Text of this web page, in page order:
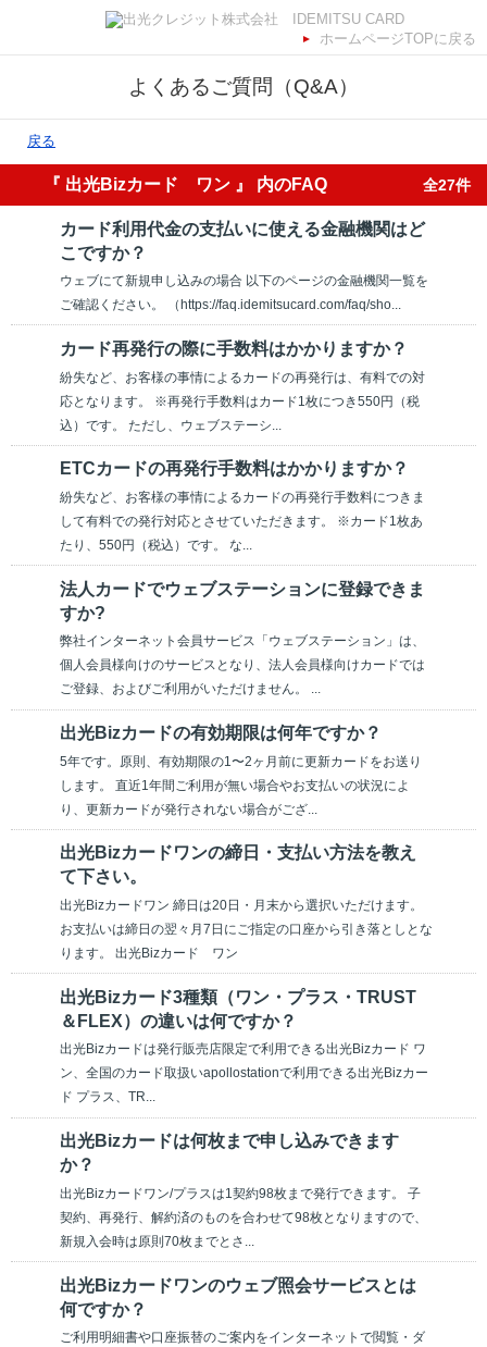
ホームページTOPに戻る
よくあるご質問（Q&A）
戻る
『 出光Bizカード ワン 』 内のFAQ 全27件
カード利用代金の支払いに使える金融機関はど
こですか？
ウェブにて新規申し込みの場合 以下のページの金融機関一覧を
ご確認ください。 （https://faq.idemitsucard.com/faq/sho...
カード再発行の際に手数料はかかりますか？
紛失など、お客様の事情によるカードの再発行は、有料での対
応となります。 ※再発行手数料はカード1枚につき550円（税
込）です。 ただし、ウェブステーシ...
ETCカードの再発行手数料はかかりますか？
紛失など、お客様の事情によるカードの再発行手数料につきま
して有料での発行対応とさせていただきます。 ※カード1枚あ
たり、550円（税込）です。 な...
法人カードでウェブステーションに登録できま
すか?
弊社インターネット会員サービス「ウェブステーション」は、
個人会員様向けのサービスとなり、法人会員様向けカードでは
ご登録、およびご利用がいただけません。 ...
出光Bizカードの有効期限は何年ですか？
5年です。原則、有効期限の1〜2ヶ月前に更新カードをお送り
します。 直近1年間ご利用が無い場合やお支払いの状況によ
り、更新カードが発行されない場合がござ...
出光Bizカードワンの締日・支払い方法を教え
て下さい。
出光Bizカードワン 締日は20日・月末から選択いただけます。
お支払いは締日の翌々月7日にご指定の口座から引き落としとな
ります。 出光Bizカード ワン
出光Bizカード3種類（ワン・プラス・TRUST
＆FLEX）の違いは何ですか？
出光Bizカードは発行販売店限定で利用できる出光Bizカード ワ
ン、全国のカード取扱いapollostationで利用できる出光Bizカー
ド プラス、TR...
出光Bizカードは何枚まで申し込みできます
か？
出光Bizカードワン/プラスは1契約98枚まで発行できます。 子
契約、再発行、解約済のものを合わせて98枚となりますので、
新規入会時は原則70枚までとさ...
出光Bizカードワンのウェブ照会サービスとは
何ですか？
ご利用明細書や口座振替のご案内をインターネットで閲覧・ダ